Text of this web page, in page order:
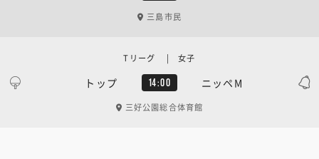
三島市民
トップ 14:00 ニッペM
Tリーグ | 女子
三好公園総合体育館